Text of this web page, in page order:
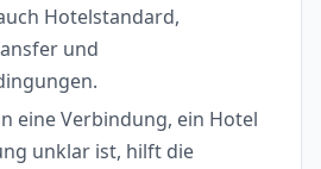
Hotelstandard,
und
eine Verbindung, ein Hotel
unklar ist, hilft die